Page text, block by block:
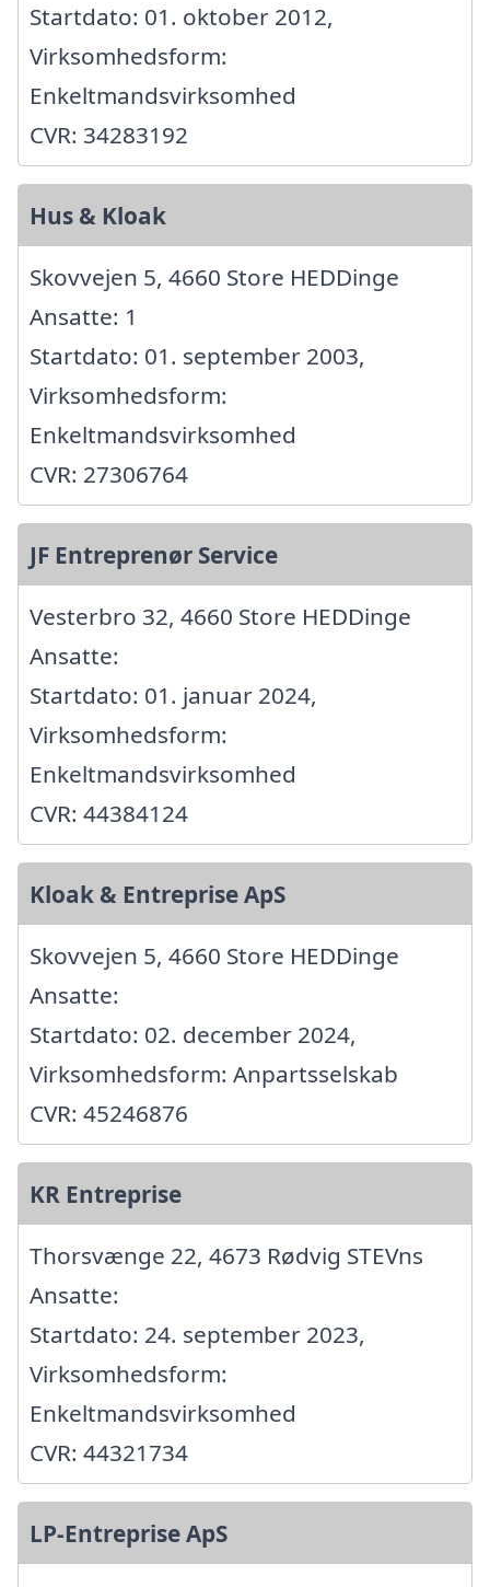
Startdato: 01. oktober 2012,
Virksomhedsform:
Enkeltmandsvirksomhed
CVR: 34283192
Hus & Kloak
Skovvejen 5, 4660 Store HEDDinge
Ansatte: 1
Startdato: 01. september 2003,
Virksomhedsform:
Enkeltmandsvirksomhed
CVR: 27306764
JF Entreprenør Service
Vesterbro 32, 4660 Store HEDDinge
Ansatte:
Startdato: 01. januar 2024,
Virksomhedsform:
Enkeltmandsvirksomhed
CVR: 44384124
Kloak & Entreprise ApS
Skovvejen 5, 4660 Store HEDDinge
Ansatte:
Startdato: 02. december 2024,
Virksomhedsform: Anpartsselskab
CVR: 45246876
KR Entreprise
Thorsvænge 22, 4673 Rødvig STEVns
Ansatte:
Startdato: 24. september 2023,
Virksomhedsform:
Enkeltmandsvirksomhed
CVR: 44321734
LP-Entreprise ApS